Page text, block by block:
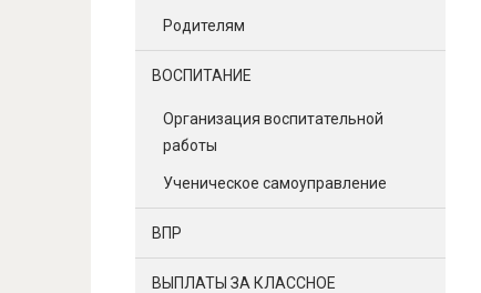
Родителям
ВОСПИТАНИЕ
Организация воспитательной
работы
Ученическое самоуправление
ВПР
ВЫПЛАТЫ ЗА КЛАССНОЕ